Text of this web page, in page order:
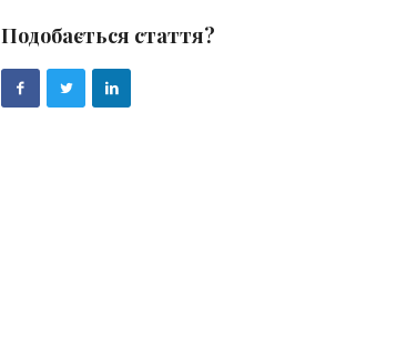
Подобається стаття?